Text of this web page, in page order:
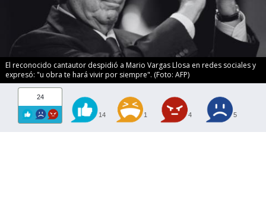
El reconocido cantautor despidió a Mario Vargas Llosa en redes sociales y
expresó: "u obra te hará vivir por siempre". (Foto: AFP)
24
14 1 4 5